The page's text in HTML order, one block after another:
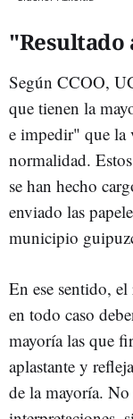
"Resultado
Según CCOO,
que tienen la
e impedir" que la
normalidad.
se han hecho
enviado las
municipio
En ese sentido,
en todo caso
mayoría las que
aplastante y
de la mayoría.